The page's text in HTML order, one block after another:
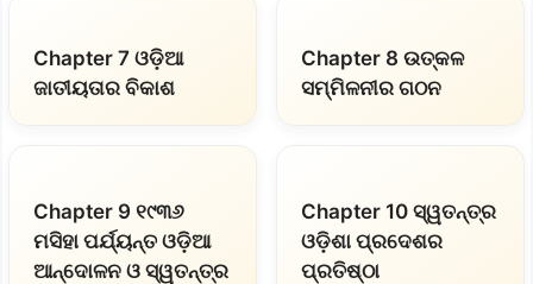
Chapter 7 ଓଡ଼ିଆ
ଜାତୀୟତାର ବିକାଶ
Chapter 8 ଉତ୍କଳ
ସମ୍ମିଳନୀର ଗଠନ
Chapter 9 ୧୯୩୬
ମସିହା ପର୍ଯ୍ୟନ୍ତ ଓଡ଼ିଆ
ଆନ୍ଦୋଳନ ଓ ସ୍ୱତନ୍ତ୍ର
Chapter 10 ସ୍ୱତନ୍ତ୍ର
ଓଡ଼ିଶା ପ୍ରଦେଶର
ପ୍ରତିଷ୍ଠା